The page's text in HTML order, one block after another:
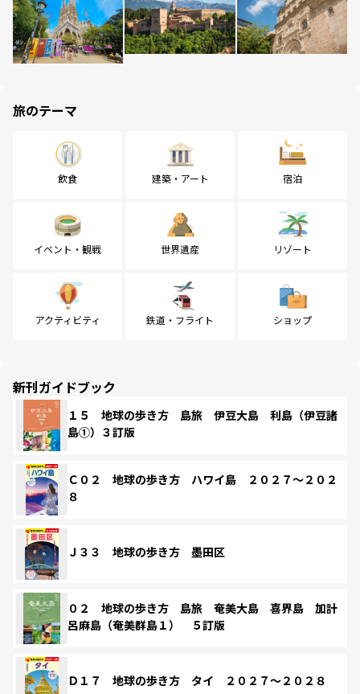
旅のテーマ
飲食 建築・アート 宿泊
イベント・観戦 世界遺産 リゾート
アクティビティ 鉄道・フライト ショップ
新刊ガイドブック
１５ 地球の歩き方 島旅 伊豆大島 利島（伊豆諸
島①）３訂版
Ｃ０２ 地球の歩き方 ハワイ島 ２０２７～２０２
８
Ｊ３３ 地球の歩き方 墨田区
０２ 地球の歩き方 島旅 奄美大島 喜界島 加計
呂麻島（奄美群島１） ５訂版
Ｄ１７ 地球の歩き方 タイ ２０２７～２０２８